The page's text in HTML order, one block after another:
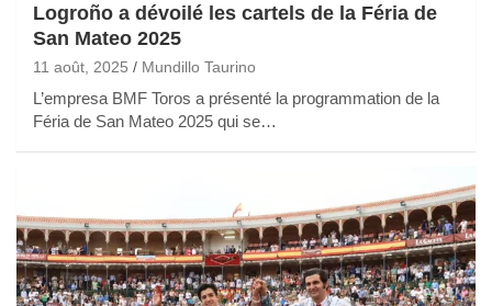
Logroño a dévoilé les cartels de la Féria de
San Mateo 2025
11 août, 2025 Mundillo Taurino
L’empresa BMF Toros a présenté la programmation de la
Féria de San Mateo 2025 qui se…